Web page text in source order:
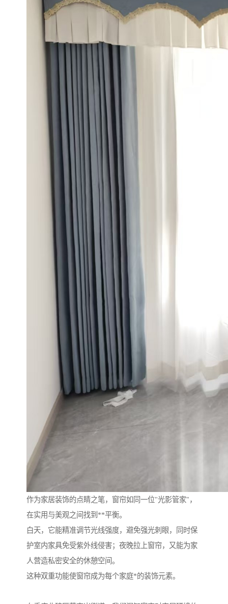
作为家居装饰的点睛之笔，窗帘如同一位"光影管家"，
在实用与美观之间找到**平衡。
白天，它能精准调节光线强度，避免强光刺眼，同时保
护室内家具免受紫外线侵害；夜晚拉上窗帘，又能为家
人营造私密安全的休憩空间。
这种双重功能使窗帘成为每个家庭*的装饰元素。